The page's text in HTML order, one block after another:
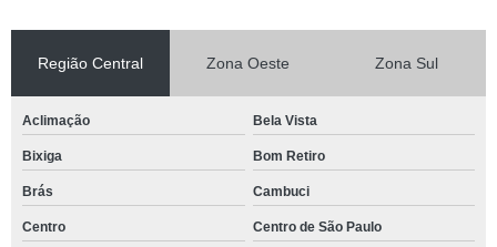
Região Central Zona Oeste Zona Sul
Aclimação Bela Vista
Bixiga Bom Retiro
Brás Cambuci
Centro Centro de São Paulo